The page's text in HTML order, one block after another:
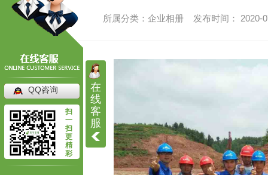
高压旋喷桩
四川高压旋喷桩施工
四川高压旋喷桩
所属分类：企业相册 发布时间：
在
线
客
服
QQ咨询
扫
一
扫
更
精
彩